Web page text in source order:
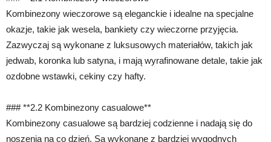
Kombinezony wieczorowe są eleganckie i idealne na specjalne
okazje, takie jak wesela, bankiety czy wieczorne przyjęcia.
Zazwyczaj są wykonane z luksusowych materiałów, takich jak
jedwab, koronka lub satyna, i mają wyrafinowane detale, takie jak
ozdobne wstawki, cekiny czy hafty.
### **2.2 Kombinezony casualowe**
Kombinezony casualowe są bardziej codzienne i nadają się do
noszenia na co dzień. Są wykonane z bardziej wygodnych